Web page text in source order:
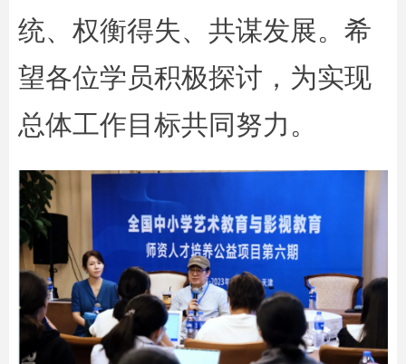
统、权衡得失、共谋发展。希
望各位学员积极探讨，为实现
总体工作目标共同努力。